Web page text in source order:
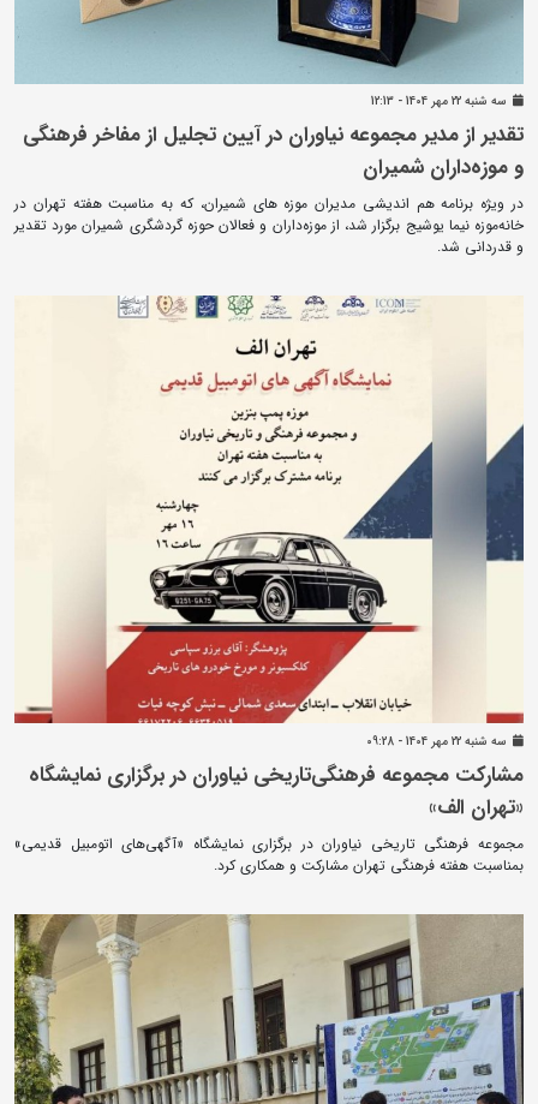
سه شنبه 22 مهر 1404 - 12:13
تقدیر از مدیر مجموعه نیاوران در آیین تجلیل از مفاخر فرهنگی
و موزه‌داران شمیران
در ویژه برنامه هم اندیشی مدیران موزه های شمیران، که به مناسبت هفته تهران در
خانه‌موزه نیما یوشیج برگزار شد، از موزه‌داران و فعالان حوزه گردشگری شمیران مورد تقدیر
و قدردانی شد.
سه شنبه 22 مهر 1404 - 09:28
مشارکت مجموعه فرهنگی‌تاریخی نیاوران در برگزاری نمایشگاه
«تهران الف»
مجموعه فرهنگی تاریخی نیاوران در برگزاری نمایشگاه «آگهی‌های اتومبیل قدیمی»
بمناسبت هفته فرهنگی تهران مشارکت و همکاری کرد.